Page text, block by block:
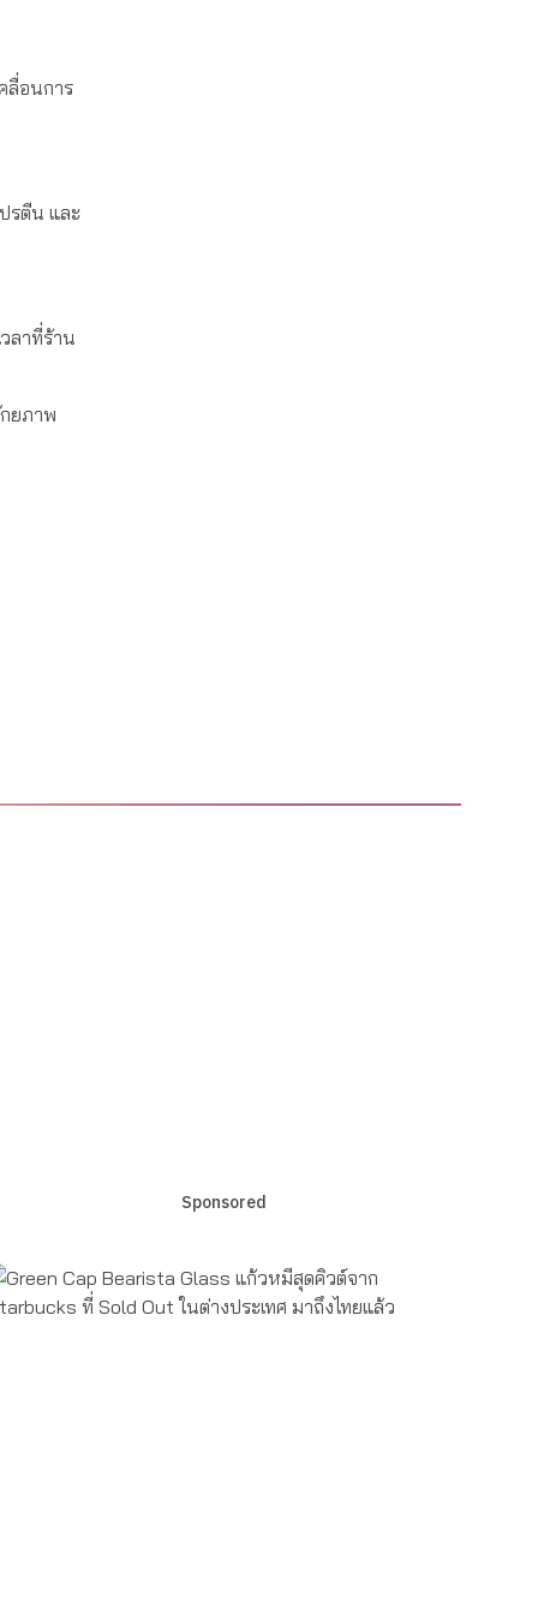
ลื่อนการ
รตีน และ
ลาที่ร้าน
ยภาพ
Sponsored